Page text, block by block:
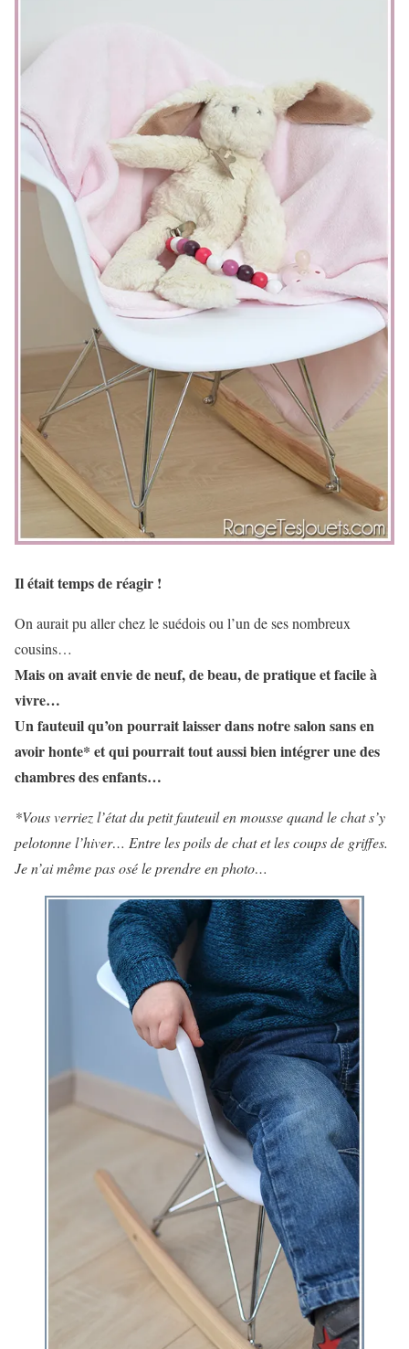
Il était temps de réagir !
On aurait pu aller chez le suédois ou l’un de ses nombreux
cousins…
Mais on avait envie de neuf, de beau, de pratique et facile à
vivre…
Un fauteuil qu’on pourrait laisser dans notre salon sans en
avoir honte* et qui pourrait tout aussi bien intégrer une des
chambres des enfants…
*Vous verriez l’état du petit fauteuil en mousse quand le chat s’y
pelotonne l’hiver… Entre les poils de chat et les coups de griffes.
Je n’ai même pas osé le prendre en photo…